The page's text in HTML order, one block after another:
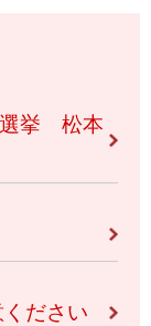
挙 松本
ださい